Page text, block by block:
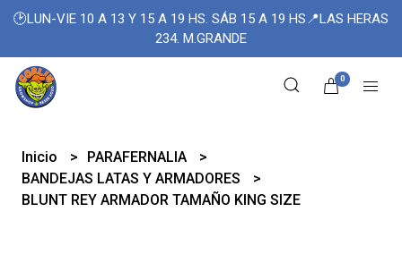
🕑LUN-VIE 10 A 13 Y 15 A 19 HS. SÁB 15 A 19 HS📍LAS HERAS
234. M.GRANDE
0
Inicio
PARAFERNALIA
BANDEJAS LATAS Y ARMADORES
BLUNT REY ARMADOR TAMAÑO KING SIZE